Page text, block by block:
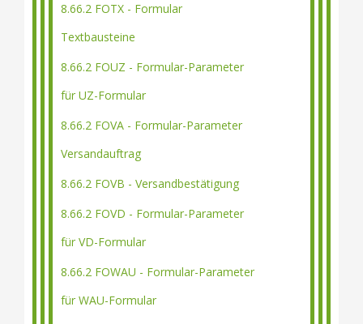
8.66.2 FOTX - Formular
Textbausteine
8.66.2 FOUZ - Formular-Parameter
für UZ-Formular
8.66.2 FOVA - Formular-Parameter
Versandauftrag
8.66.2 FOVB - Versandbestätigung
8.66.2 FOVD - Formular-Parameter
für VD-Formular
8.66.2 FOWAU - Formular-Parameter
für WAU-Formular